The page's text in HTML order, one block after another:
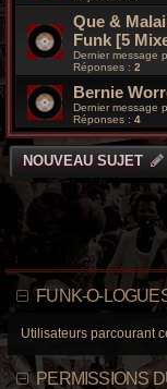
Que &
Funk [5
Dernier message
Réponses : 2
Bernie
Dernier message
Réponses : 4
NOUVEAU SUJET
FUNK-O-
Utilisateurs parcourant
PERMISSIONS